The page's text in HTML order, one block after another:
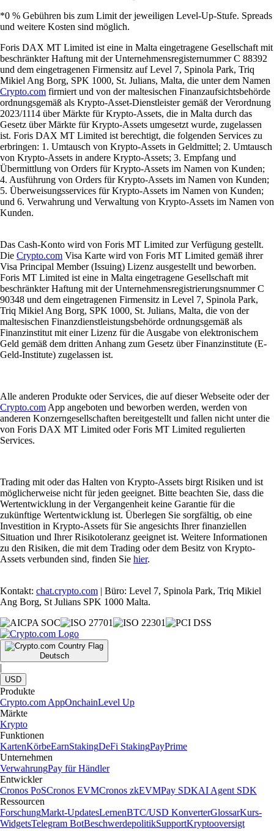
*0 % Gebühren bis zum Limit der jeweiligen Level-Up-Stufe. Spreads
und weitere Kosten sind möglich.
Foris DAX MT Limited ist eine in Malta eingetragene Gesellschaft mit
beschränkter Haftung mit der Unternehmensregisternummer C 88392
und dem eingetragenen Firmensitz auf Level 7, Spinola Park, Triq
Mikiel Ang Borg, SPK 1000, St. Julians, Malta, die unter dem Namen
Crypto.com firmiert und von der maltesischen Finanzaufsichtsbehörde
ordnungsgemäß als Krypto-Asset-Dienstleister gemäß der Verordnung
2023/1114 über Märkte für Krypto-Assets, die in Malta durch das
Gesetz über Märkte für Krypto-Assets umgesetzt wurde, zugelassen
ist. Foris DAX MT Limited ist berechtigt, die folgenden Services zu
erbringen: 1. Umtausch von Krypto-Assets in Geldmittel; 2. Umtausch
von Krypto-Assets in andere Krypto-Assets; 3. Empfang und
Übermittlung von Orders für Krypto-Assets im Namen von Kunden;
4. Ausführung von Orders für Krypto-Assets im Namen von Kunden;
5. Überweisungsservices für Krypto-Assets im Namen von Kunden;
und 6. Verwahrung und Verwaltung von Krypto-Assets im Namen von
Kunden.
Das Cash-Konto wird von Foris MT Limited zur Verfügung gestellt.
Die Crypto.com Visa Karte wird von Foris MT Limited gemäß ihrer
Visa Principal Member (Issuing) Lizenz ausgestellt und beworben.
Foris MT Limited ist eine in Malta eingetragene Gesellschaft mit
beschränkter Haftung mit der Unternehmensregistrierungsnummer C
90348 und dem eingetragenen Firmensitz in Level 7, Spinola Park,
Triq Mikiel Ang Borg, SPK 1000, St. Julians, Malta, die von der
maltesischen Finanzdienstleistungsbehörde ordnungsgemäß als
Finanzinstitut mit einer Lizenz für die Ausgabe von elektronischem
Geld gemäß dem dritten Anhang zum Gesetz über Finanzinstitute (E-
Geld-Institute) zugelassen ist.
Alle anderen Produkte oder Services, die auf dieser Webseite oder der
Crypto.com App angeboten und beworben werden, werden von
anderen Konzerngesellschaften bereitgestellt und fallen nicht unter die
von Foris DAX MT Limited oder Foris MT Limited regulierten
Services.
Trading mit oder das Halten von Krypto-Assets birgt Risiken und ist
möglicherweise nicht für jeden geeignet. Bitte beachten Sie, dass die
Wertentwicklung in der Vergangenheit keine Garantie für die
zukünftige Wertentwicklung ist. Überlegen Sie sorgfältig, ob eine
Investition in Krypto-Assets für Sie angesichts Ihrer finanziellen
Situation und Ihrer Risikotoleranz geeignet ist. Weitere Informationen
zu den Risiken, die mit dem Trading oder dem Besitz von Krypto-
Assets verbunden sind, finden Sie hier.
Kontakt: chat.crypto.com | Büro: Level 7, Spinola Park, Triq Mikiel
Ang Borg, St Julians SPK 1000 Malta.
Deutsch
|
USD
Produkte
Crypto.com AppOnchainLevel Up
Märkte
Krypto
Funktionen
KartenKörbeEarnStakingDeFi StakingPayPrime
Unternehmen
VerwahrungPay für Händler
Entwickler
Cronos PoSCronos EVMCronos zkEVMPay SDKAI Agent SDK
Ressourcen
ForschungMarkt-UpdatesLernenBTC/USD KonverterGlossarKurs-
WidgetsTelegram BotBeschwerdepolitikSupportKryptooversigt